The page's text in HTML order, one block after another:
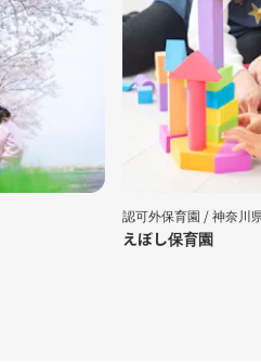
認可外保育園 /神奈川
えぼし保育園